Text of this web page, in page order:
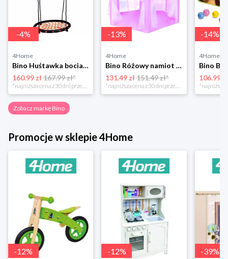
-4%
4Home
Bino Huśtawka bocianie gniazdo śr. 60 cm
160.99 zł167.99 zł*
-13%
4Home
Bino Różowy namiot - zamek
131.49 zł 151.49 zł*
-14%
4Home
106.99 zł
Zobacz markę Bino
Promocje w sklepie 4Home
-12% -12% -39%